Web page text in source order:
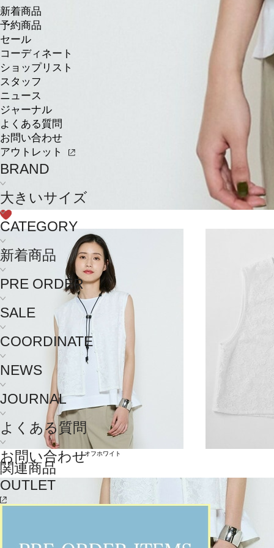
新着商品
予約商品
セール
コーディネート
ショップリスト
スタッフ
ニュース
ジャーナル
よくある質問
お問い合わせ
アウトレット
BRAND
大きいサイズ
CATEGORY
新着商品
PRE ORDER
SALE
COORDINATE
NEWS
JOURNAL
よくある質問
お問い合わせ
OUTLET
オフホワイト
関連商品